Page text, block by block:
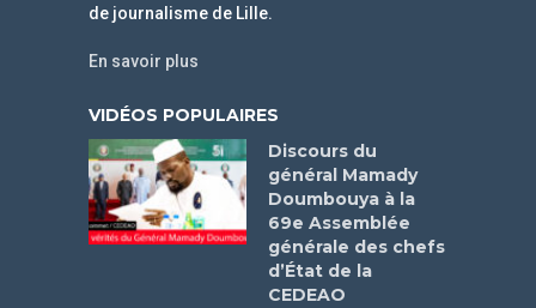
de journalisme de Lille.
En savoir plus
VIDÉOS POPULAIRES
Discours du
général Mamady
Doumbouya à la
69e Assemblée
générale des chefs
d’État de la
CEDEAO